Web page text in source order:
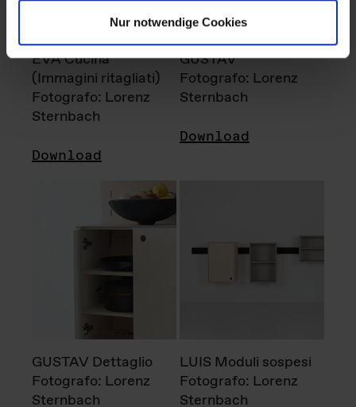
Nur notwendige Cookies
EVA Cucina
(Immagini ritagliati)
Fotografo: Lorenz
Sternbach
Download
GUSTAV
Fotografo: Lorenz
Sternbach
Download
GUSTAV Dettaglio
Fotografo: Lorenz
Sternbach
LUIS Moduli sospesi
Fotografo: Lorenz
Sternbach